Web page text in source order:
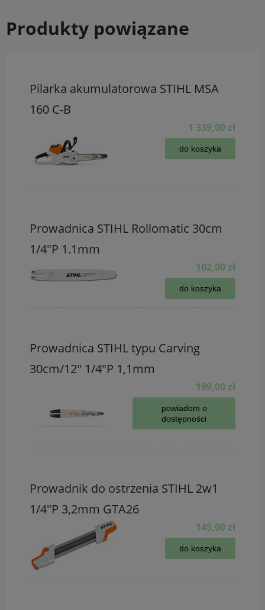
Produkty powiązane
Pilarka akumulatorowa STIHL MSA
160 C-B
1 339,00 zł
do koszyka
Prowadnica STIHL Rollomatic 30cm
1/4"P 1.1mm
102,00 zł
do koszyka
Prowadnica STIHL typu Carving
30cm/12" 1/4"P 1,1mm
199,00 zł
powiadom o
dostępności
Prowadnik do ostrzenia STIHL 2w1
1/4"P 3,2mm GTA26
145,00 zł
do koszyka